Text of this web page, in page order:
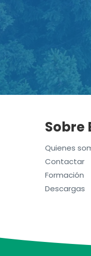
Sobre
Quienes
Contactar
Formación
Descargas